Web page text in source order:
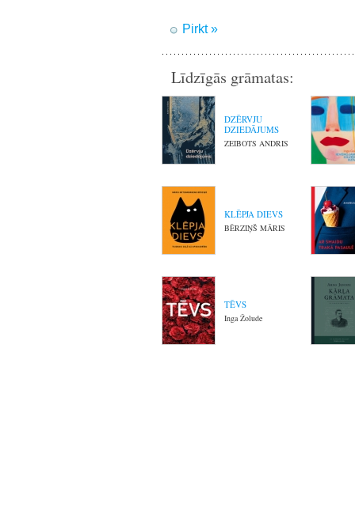
Pirkt »
Līdzīgās grāmatas:
DZĒRVJU
DZIEDĀJUMS
ZEIBOTS ANDRIS
KLĒPJA DIEVS
BĒRZIŅŠ MĀRIS
TĒVS
Inga Žolude